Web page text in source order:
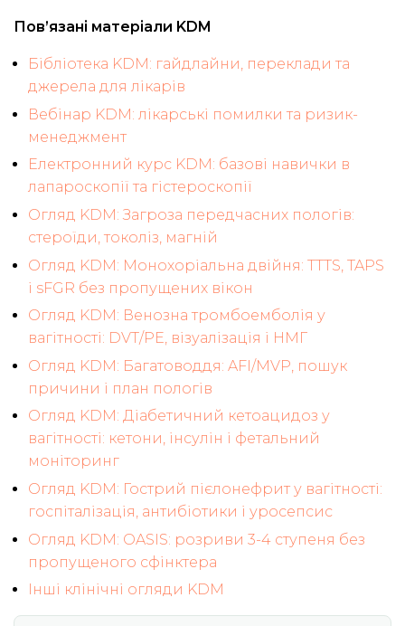
Пов’язані матеріали KDM
Бібліотека KDM: гайдлайни, переклади та
джерела для лікарів
Вебінар KDM: лікарські помилки та ризик-
менеджмент
Електронний курс KDM: базові навички в
лапароскопії та гістероскопії
Огляд KDM: Загроза передчасних пологів:
стероїди, токоліз, магній
Огляд KDM: Монохоріальна двійня: TTTS, TAPS
і sFGR без пропущених вікон
Огляд KDM: Венозна тромбоемболія у
вагітності: DVT/PE, візуалізація і НМГ
Огляд KDM: Багатоводдя: AFI/MVP, пошук
причини і план пологів
Огляд KDM: Діабетичний кетоацидоз у
вагітності: кетони, інсулін і фетальний
моніторинг
Огляд KDM: Гострий пієлонефрит у вагітності:
госпіталізація, антибіотики і уросепсис
Огляд KDM: OASIS: розриви 3-4 ступеня без
пропущеного сфінктера
Інші клінічні огляди KDM